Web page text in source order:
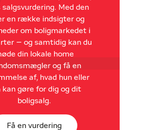
Med den
en række indsigter og
om boligmarkedet i
– og samtidig kan du
din lokale home
og få en
af, hvad hun eller
kan gøre for dig og dit
boligsalg.
Få en vurdering